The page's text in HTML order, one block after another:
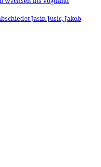
Jasin Jusic, Jakob